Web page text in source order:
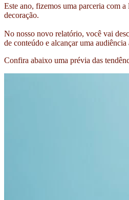
Este ano, fizemos uma parceria com
decoração.
No nosso novo relatório, você vai
de conteúdo e alcançar uma
Confira abaixo uma prévia das